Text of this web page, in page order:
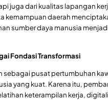
juga dari kualitas lapangan
kemampuan daerah
sumber daya manusia
Fondasi Transformasi
sebagai pusat pertumbuhan
yang kuat. Karena itu,
keterampilan kerja,